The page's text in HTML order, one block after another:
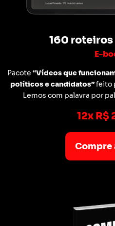
160
E-
Pacote “Vídeos que
políticos e candidatos”feito
Lemos com palavra por
12x R$
Compre